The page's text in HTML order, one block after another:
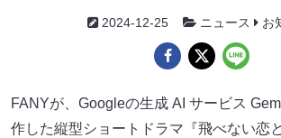
2024-12-25 ニュース お
FANYが、Googleの生成 AI サービス
作した縦型ショートドラマ『飛べない恋